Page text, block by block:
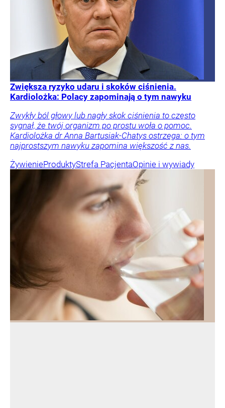
Zwiększa ryzyko udaru i skoków ciśnienia.
Kardiolożka: Polacy zapominają o tym nawyku
Zwykły ból głowy lub nagły skok ciśnienia to często
sygnał, że twój organizm po prostu woła o pomoc.
Kardiolożka dr Anna Bartusiak-Chatys ostrzega: o tym
najprostszym nawyku zapomina większość z nas.
ŻywienieProduktyStrefa PacjentaOpinie i wywiady